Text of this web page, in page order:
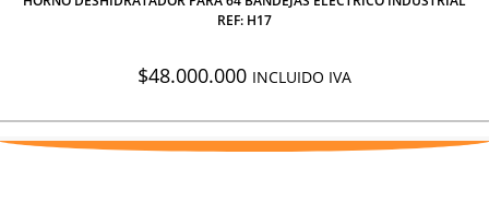
REF: H17
$48.000.000 INCLUIDO IVA